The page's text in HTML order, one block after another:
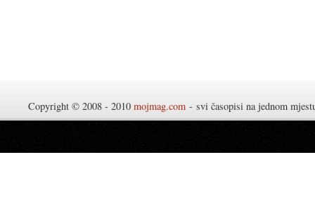
Copyright © 2008 - 2010 mojmag.com - svi časopisi na jednom